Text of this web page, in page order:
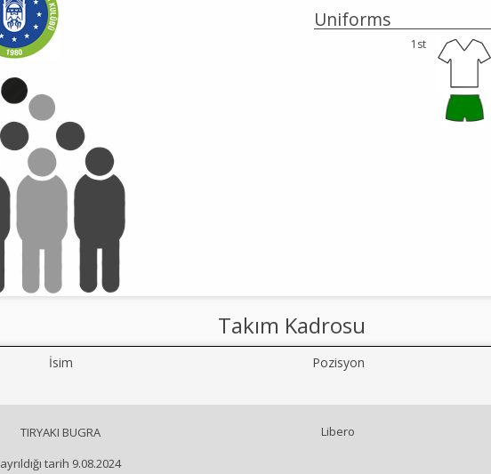
Uniforms
1st
Takım Kadrosu
İsim Pozisyon
TIRYAKI BUGRA
ayrıldığı tarih 9.08.2024
Libero